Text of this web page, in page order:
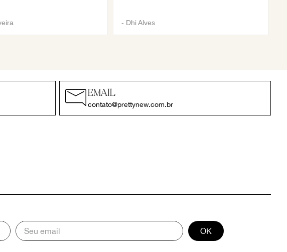
- Dhi Alves
EMAIL
contato@prettynew.com.br
OK